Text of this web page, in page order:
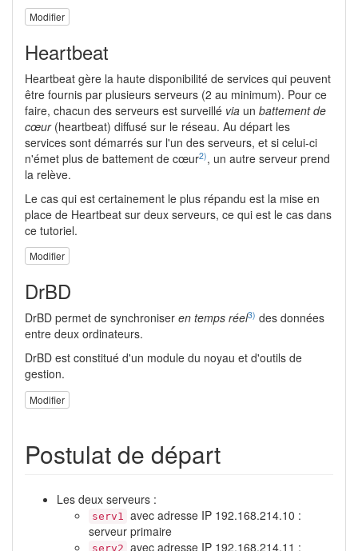
Modifier
Heartbeat
Heartbeat gère la haute disponibilité de services qui peuvent
être fournis par plusieurs serveurs (2 au minimum). Pour ce
faire, chacun des serveurs est surveillé via un battement de
cœur(heartbeat) diffusé sur le réseau. Au départ les
services sont démarrés sur l'un des serveurs, et si celui-ci
n'émet plus de battement de cœur2), un autre serveur prend
la relève.
Le cas qui est certainement le plus répandu est la mise en
place de Heartbeat sur deux serveurs, ce qui est le cas dans
ce tutoriel.
Modifier
DrBD
DrBD permet de synchroniser en temps réel3) des données
entre deux ordinateurs.
DrBD est constitué d'un module du noyau et d'outils de
gestion.
Modifier
Postulat de départ
Les deux serveurs :
serv1
avec adresse IP 192.168.214.10 :
serveur primaire
serv2 avec adresse IP 192.168.214.11 :